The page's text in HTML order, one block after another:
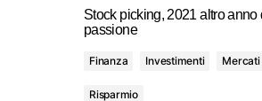
Stock picking, 2021 altro anno
passione
Finanza Investimenti Mercati
Risparmio